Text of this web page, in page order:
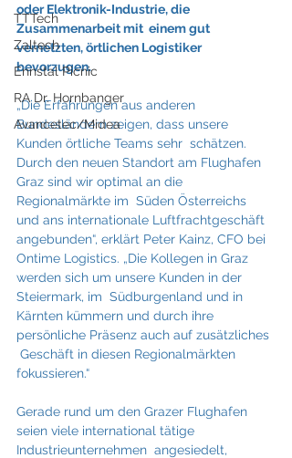
TTTech
Zaltech
Ennstal Picnic
RA Dr. Hornbanger
Avancetec/Midea
oder Elektronik-Industrie, die
Zusammenarbeit mit  einem gut
vernetzten, örtlichen Logistiker
bevorzugen.
„Die Erfahrungen aus anderen
Bundesländern zeigen, dass unsere
Kunden örtliche Teams sehr  schätzen.
Durch den neuen Standort am Flughafen
Graz sind wir optimal an die
Regionalmärkte im  Süden Österreichs
und ans internationale Luftfrachtgeschäft
angebunden“, erklärt Peter Kainz, CFO bei
Ontime Logistics. „Die Kollegen in Graz
werden sich um unsere Kunden in der
Steiermark, im  Südburgenland und in
Kärnten kümmern und durch ihre
persönliche Präsenz auch auf zusätzliches
Geschäft in diesen Regionalmärkten
fokussieren.“
Gerade rund um den Grazer Flughafen
seien viele international tätige
Industrieunternehmen  angesiedelt,